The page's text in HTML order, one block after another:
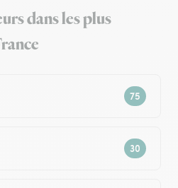
dans les plus